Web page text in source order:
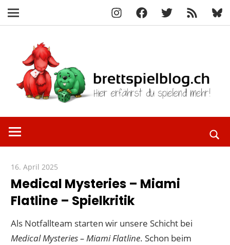
InstagramFacebook
X
RSS-
Feed
Navigation
springen
erfährst
mehr!
16. April 2025
Medical Mysteries – Miami
Flatline – Spielkritik
Als Notfallteam starten wir unsere Schicht bei
Medical Mysteries – Miami Flatline. Schon beim